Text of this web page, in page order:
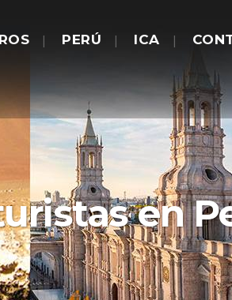
PERÚ ICA
en